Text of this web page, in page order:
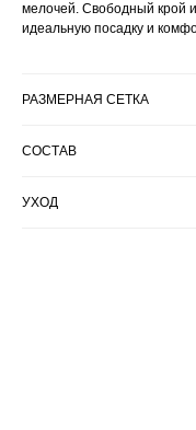
мелочей. Свободный крой
идеальную посадку и
РАЗМЕРНАЯ СЕТКА
СОСТАВ
УХОД